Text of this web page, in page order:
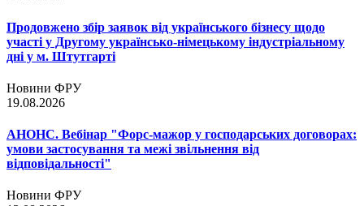
Продовжено збір заявок від українського бізнесу щодо
участі у Другому українсько-німецькому індустріальному
дні у м. Штутгарті
Новини ФРУ
19.08.2026
АНОНС. Вебінар "Форс-мажор у господарських договорах:
умови застосування та межі звільнення від
відповідальності"
Новини ФРУ